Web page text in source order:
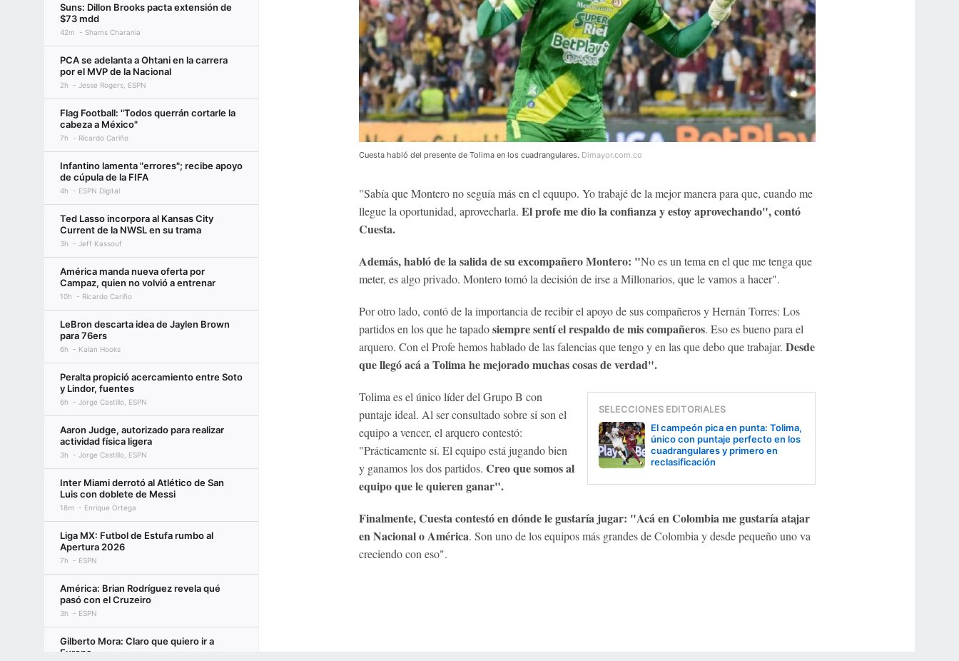
Suns: Dillon Brooks pacta extensión de
$73 mdd
42m Shams Charania
PCA se adelanta a Ohtani en la carrera
por el MVP de la Nacional
2h Jesse Rogers, ESPN
Flag Football: "Todos querrán cortarle la
cabeza a México"
7h Ricardo Cariño
Infantino lamenta "errores"; recibe apoyo
de cúpula de la FIFA
4h ESPN Digital
Ted Lasso incorpora al Kansas City
Current de la NWSL en su trama
3h Jeff Kassouf
América manda nueva oferta por
Campaz, quien no volvió a entrenar
10h Ricardo Cariño
LeBron descarta idea de Jaylen Brown
para 76ers
6h Kalan Hooks
Peralta propició acercamiento entre Soto
y Lindor, fuentes
6h Jorge Castillo, ESPN
Aaron Judge, autorizado para realizar
actividad física ligera
3h Jorge Castillo, ESPN
Inter Miami derrotó al Atlético de San
Luis con doblete de Messi
18m Enrique Ortega
Liga MX: Futbol de Estufa rumbo al
Apertura 2026
7h ESPN
América: Brian Rodríguez revela qué
pasó con el Cruzeiro
3h ESPN
Gilberto Mora: Claro que quiero ir a
Europa
Cuesta habló del presente de Tolima en los cuadrangulares. Dimayor.com.co
"Sabía que Montero no seguía más en el equupo. Yo trabajé de la mejor manera para que, cuando me
llegue la oportunidad, aprovecharla. El profe me dio la confianza y estoy aprovechando", contó
Cuesta.
Además, habló de la salida de su excompañero Montero: "No es un tema en el que me tenga que
meter, es algo privado. Montero tomó la decisión de irse a Millonarios, que le vamos a hacer".
Por otro lado, contó de la importancia de recibir el apoyo de sus compañeros y Hernán Torres: Los
partidos en los que he tapadosiempre sentí el respaldo de mis compañeros. Eso es bueno para el
arquero. Con el Profe hemos hablado de las falencias que tengo y en las que debo que trabajar. Desde
que llegó acá a Tolima he mejorado muchas cosas de verdad".
SELECCIONES EDITORIALES
El campeón pica en punta: Tolima,
único con puntaje perfecto en los
cuadrangulares y primero en
reclasificación
Tolima es el único líder del Grupo B con
puntaje ideal. Al ser consultado sobre si son el
equipo a vencer, el arquero contestó:
"Prácticamente sí. El equipo está jugando bien
y ganamos los dos partidos. Creo que somos al
equipo que le quieren ganar".
Finalmente, Cuesta contestó en dónde le gustaría jugar: "Acá en Colombia me gustaría atajar
en Nacional o América. Son uno de los equipos más grandes de Colombia y desde pequeño uno va
creciendo con eso".